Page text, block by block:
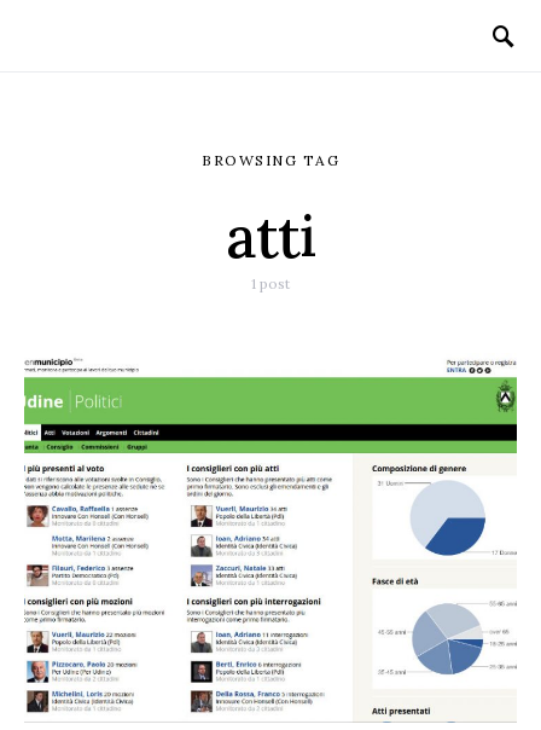
BROWSING TAG
atti
1 post